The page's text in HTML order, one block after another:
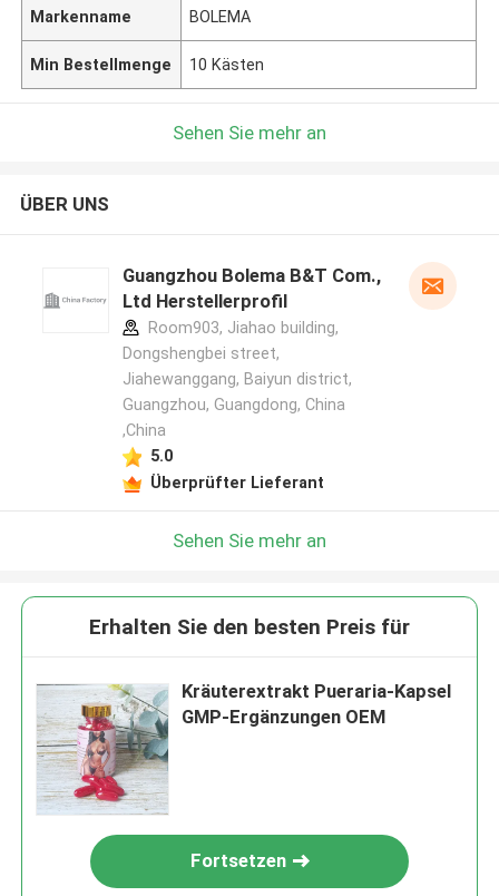
Markenname BOLEMA
Min Bestellmenge 10 Kästen
Sehen Sie mehr an
ÜBER UNS
Guangzhou Bolema B&T Com.,
Ltd Herstellerprofil
Room903, Jiahao building,
Dongshengbei street,
Jiahewanggang, Baiyun district,
Guangzhou, Guangdong, China
,China
5.0
Überprüfter Lieferant
Sehen Sie mehr an
Erhalten Sie den besten Preis für
Kräuterextrakt Pueraria-Kapsel
GMP-Ergänzungen OEM
Fortsetzen